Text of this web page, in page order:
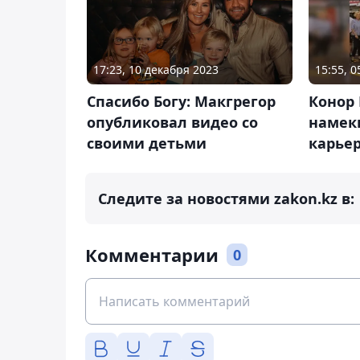
17:23, 10 декабря 2023
Спасибо Богу: Макгрегор
опубликовал видео со
своими детьми
15:55,
Конор
Следите за новостями zakon.kz в:
Комментарии 0